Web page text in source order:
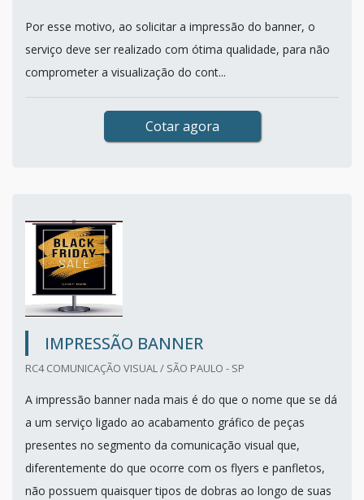
Por esse motivo, ao solicitar a impressão do banner, o
serviço deve ser realizado com ótima qualidade, para não
comprometer a visualização do cont...
Cotar agora
IMPRESSÃO BANNER
RC4 COMUNICAÇÃO VISUAL / SÃO PAULO - SP
A impressão banner nada mais é do que o nome que se dá
a um serviço ligado ao acabamento gráfico de peças
presentes no segmento da comunicação visual que,
diferentemente do que ocorre com os flyers e panfletos,
não possuem quaisquer tipos de dobras ao longo de suas